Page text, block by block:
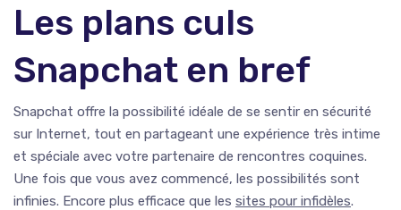
Les plans culs
Snapchat en bref
Snapchat offre la possibilité idéale de se sentir en sécurité
sur Internet, tout en partageant une expérience très intime
et spéciale avec votre partenaire de rencontres coquines.
Une fois que vous avez commencé, les possibilités sont
infinies. Encore plus efficace que les sites pour infidèles.